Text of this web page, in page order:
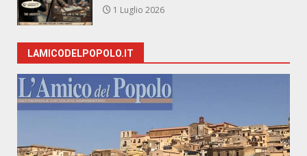
1 Luglio 2026
LAMICODELPOPOLO.IT